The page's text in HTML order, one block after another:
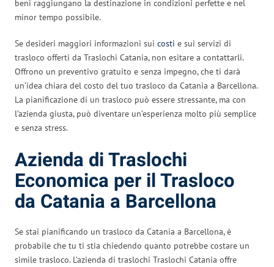
beni raggiungano la destinazione in condizioni perfette e nel
minor tempo possibile.
Se desideri maggiori informazioni sui costi e sui servizi di
trasloco offerti da Traslochi Catania, non esitare a contattarli.
Offrono un preventivo gratuito e senza impegno, che ti darà
un’idea chiara del costo del tuo trasloco da Catania a Barcellona.
La pianificazione di un trasloco può essere stressante, ma con
l’azienda giusta, può diventare un’esperienza molto più semplice
e senza stress.
Azienda di Traslochi
Economica per il Trasloco
da Catania a Barcellona
Se stai pianificando un trasloco da Catania a Barcellona, è
probabile che tu ti stia chiedendo quanto potrebbe costare un
simile trasloco. L’azienda di traslochi Traslochi Catania offre